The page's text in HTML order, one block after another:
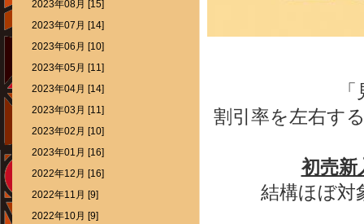
割引率を左右す
初売新
結構ほぼ対
2023年08月 [15]
2023年07月 [14]
2023年06月 [10]
2023年05月 [11]
2023年04月 [14]
2023年03月 [11]
2023年02月 [10]
2023年01月 [16]
2022年12月 [16]
2022年11月 [9]
2022年10月 [9]